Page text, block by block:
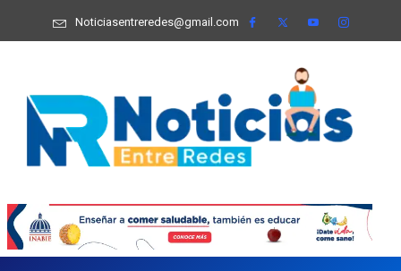
Noticiasentreredes@gmail.com